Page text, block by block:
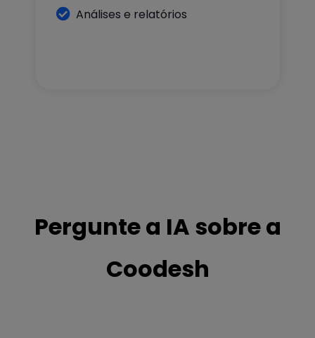
 Análises e relatórios
Pergunte a IA sobre a
Coodesh